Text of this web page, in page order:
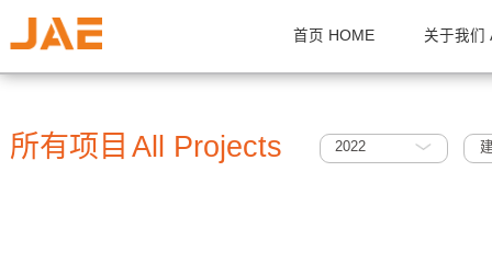
首页 HOME 关
所有项目 All Projects 2022